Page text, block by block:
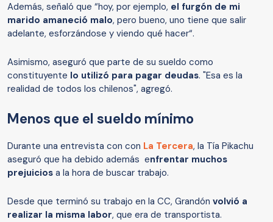
Además, señaló que “hoy, por ejemplo, el furgón de mi
marido amaneció malo, pero bueno, uno tiene que salir
adelante, esforzándose y viendo qué hacer“.
Asimismo, aseguró que parte de su sueldo como
constituyente lo utilizó para pagar deudas. "Esa es la
realidad de todos los chilenos", agregó.
Menos que el sueldo mínimo
Durante una entrevista con con La Tercera, la Tía Pikachu
aseguró que ha debido además enfrentar muchos
prejuicios a la hora de buscar trabajo.
Desde que terminó su trabajo en la CC, Grandón volvió a
realizar la misma labor, que era de transportista.